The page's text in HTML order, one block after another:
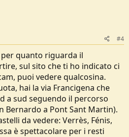
#4
per quanto riguarda il
sul sito che ti ho indicato ci
puoi vedere qualcosina.
hai la via Francigena che
a sud seguendo il percorso
Bernardo a Pont Sant Martin).
da vedere: Verrès, Fénis,
è spettacolare per i resti